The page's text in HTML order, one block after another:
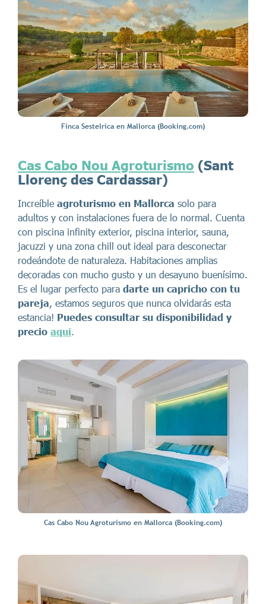
Finca Sestelrica en Mallorca (Booking.com)
Cas Cabo Nou Agroturismo (Sant
Llorenç des Cardassar)
Increíble agroturismo en Mallorca solo para
adultos y con instalaciones fuera de lo normal. Cuenta
con piscina infinity exterior, piscina interior, sauna,
jacuzzi y una zona chill out ideal para desconectar
rodeándote de naturaleza. Habitaciones amplias
decoradas con mucho gusto y un desayuno buenísimo.
Es el lugar perfecto para darte un capricho con tu
pareja, estamos seguros que nunca olvidarás esta
estancia! Puedes consultar su disponibilidad y
precio aquí.
Cas Cabo Nou Agroturismo en Mallorca (Booking.com)